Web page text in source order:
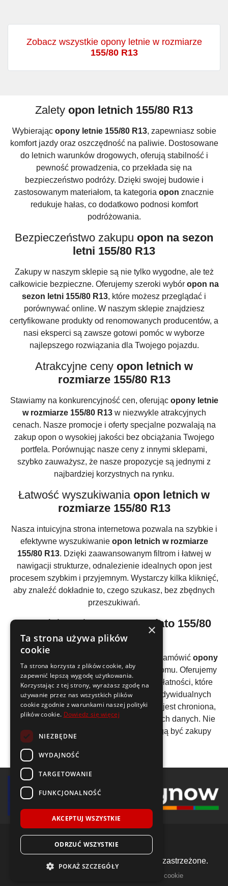
Zobacz wszystkie opony letnie w rozmiarze
155/80 R13
Zalety opon letnich 155/80 R13
Wybierając opony letnie 155/80 R13, zapewniasz sobie
komfort jazdy oraz oszczędność na paliwie. Dostosowane
do letnich warunków drogowych, oferują stabilność i
pewność prowadzenia, co przekłada się na
bezpieczeństwo podróży. Dzięki swojej budowie i
zastosowanym materiałom, ta kategoria opon znacznie
redukuje hałas, co dodatkowo podnosi komfort
podróżowania.
Bezpieczeństwo zakupu opon na sezon
letni 155/80 R13
Zakupy w naszym sklepie są nie tylko wygodne, ale też
całkowicie bezpieczne. Oferujemy szeroki wybór opon na
sezon letni 155/80 R13, które możesz przeglądać i
porównywać online. W naszym sklepie znajdziesz
certyfikowane produkty od renomowanych producentów, a
nasi eksperci są zawsze gotowi pomóc w wyborze
najlepszego rozwiązania dla Twojego pojazdu.
Atrakcyjne ceny opon letnich w
rozmiarze 155/80 R13
Stawiamy na konkurencyjność cen, oferując opony letnie
w rozmiarze 155/80 R13w niezwykle atrakcyjnych
cenach. Nasze promocje i oferty specjalne pozwalają na
zakup opon o wysokiej jakości bez obciążania Twojego
portfela. Porównując nasze ceny z innymi sklepami,
szybko zauważysz, że nasze propozycje są jednymi z
najbardziej korzystnych na rynku.
Łatwość wyszukiwania opon letnich w
rozmiarze 155/80 R13
Nasza intuicyjna strona internetowa pozwala na szybkie i
efektywne wyszukiwanie opon letnich w rozmiarze
155/80 R13. Dzięki zaawansowanym filtrom i łatwej w
nawigacji strukturze, odnalezienie idealnych opon jest
procesem szybkim i przyjemnym. Wystarczy kilka kliknięć,
aby znaleźć dokładnie to, czego szukasz, bez zbędnych
przeszukiwań.
Korzyści z zakupuopon na lato 155/80
R13online
Dzięki zakupom online, możesz wybrać i zamówić opony
na lato 155/80 R13 bez wychodzenia z domu. Oferujemy
szybkie czasy dostaw oraz różne opcje płatności, które
umożliwiają dostosowanie zakupu do indywidualnych
preferencji. Dodatkowo, każda transakcja jest chroniona,
co zapewnia pełne bezpieczeństwo Twoich danych. Nie
czekaj, przekonaj się sam, jak łatwe mogą być zakupy
© 2018-2026 Voida.pl. Wszelkie prawa zastrzeżone.
polityka plików cookie
×
Ta strona używa plików
cookie
Ta strona korzysta z plików cookie, aby
zapewnić lepszą wygodę użytkowania.
Korzystając z tej strony, wyrażasz zgodę na
używanie przez nas wszystkich plików
cookie zgodnie z warunkami naszej polityki
plików cookie. Dowiedz się więcej
NIEZBĘDNE
WYDAJNOŚĆ
TARGETOWANIE
FUNKCJONALNOŚĆ
AKCEPTUJ WSZYSTKIE
ODRZUĆ WSZYSTKIE
POKAŻ SZCZEGÓŁY